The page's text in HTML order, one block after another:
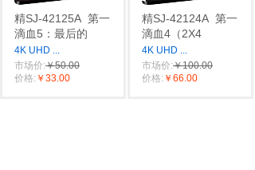
精SJ-42125A 第一
滴血5：最后的
4K UHD ...
市场价:￥50.00
价格: ￥33.00
精SJ-42124A 第一
滴血4（2X4
4K UHD ...
市场价:￥100.00
价格: ￥66.00